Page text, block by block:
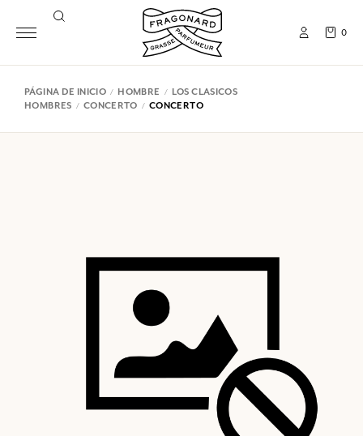
0
PÁGINA DE INICIO HOMBRE
LOS CLASICOS
HOMBRES
CONCERTO CONCERTO